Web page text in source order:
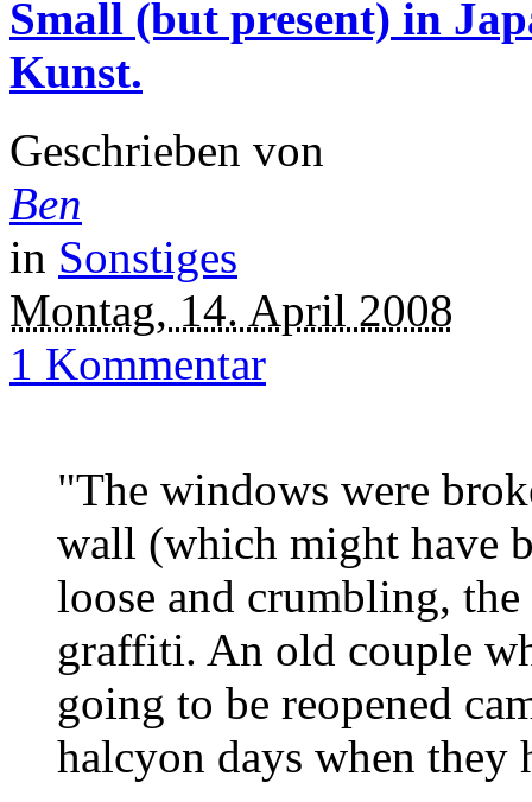
Small (but present) in
Kunst.
Geschrieben von
Ben
in Sonstiges
Montag, 14. April 2008
1 Kommentar
"The windows were
wall (which might have
loose and crumbling,
graffiti. An old couple
going to be reopened
halcyon days when they